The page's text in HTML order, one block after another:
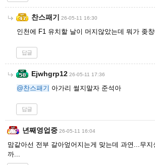
찬스패기 26-05-11 16:30
인천에 F1 유치할 날이 머지않았는데 뭐가 좆
답글
Ejwhgrp12 26-05-11 17:36
@찬스패기 아가리 썰지말자 준석아
답글
년째영업중 26-05-11 16:04
맘같아선 전부 갈아엎어지는게 맞는데 과연...무
까...